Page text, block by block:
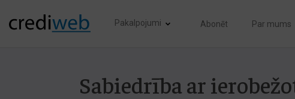
Pakalpojumi Abonēt Par mums
Sabiedrība ar